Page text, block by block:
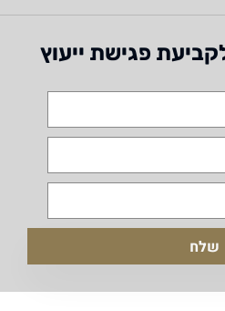
פגישת ייעוץ